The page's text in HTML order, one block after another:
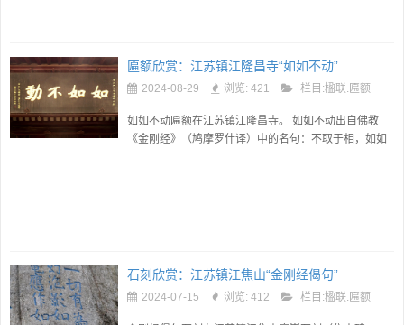
匾额欣赏：江苏镇江隆昌寺“如如不动”
2024-08-29 浏览: 421 栏目:楹联.匾额
如如不动匾额在江苏镇江隆昌寺。 如如不动出自佛教
《金刚经》（鸠摩罗什译）中的名句：不取于相，如如
石刻欣赏：江苏镇江焦山“金刚经偈句”
2024-07-15 浏览: 412 栏目:楹联.匾额